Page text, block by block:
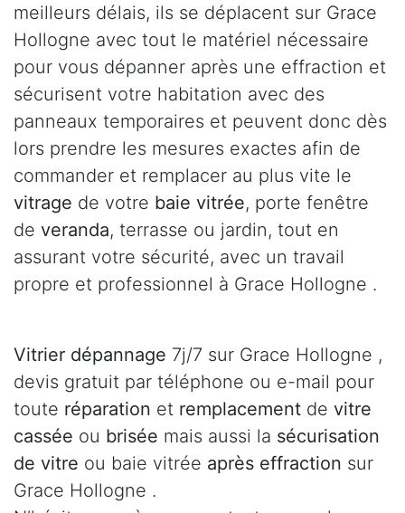
meilleurs délais, ils se déplacent sur Grace
Hollogne avec tout le matériel nécessaire
pour vous dépanner après une effraction et
sécurisent votre habitation avec des
panneaux temporaires et peuvent donc dès
lors prendre les mesures exactes afin de
commander et remplacer au plus vite le
vitrage de votre baie vitrée, porte fenêtre
de veranda, terrasse ou jardin, tout en
assurant votre sécurité, avec un travail
propre et professionnel à Grace Hollogne .
Vitrier dépannage 7j/7 sur Grace Hollogne ,
devis gratuit par téléphone ou e-mail pour
toute réparation et remplacement de vitre
cassée ou brisée mais aussi la sécurisation
de vitre ou baie vitrée après effraction sur
Grace Hollogne .